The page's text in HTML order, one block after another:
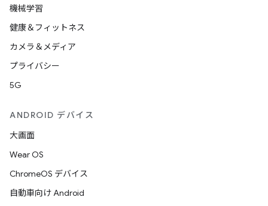
機械学習
健康＆フィットネス
カメラ＆メディア
プライバシー
5G
ANDROID デバイス
大画面
Wear OS
ChromeOS デバイス
自動車向け Android